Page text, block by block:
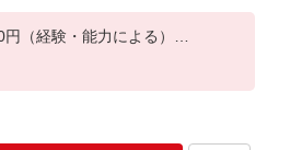
（経験・能力による）
定あり）
給(規定有)